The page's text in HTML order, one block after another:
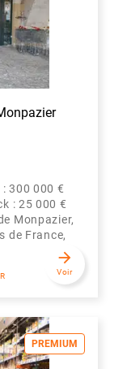
300 000 €
: 25 000 €
Monpazier,
de France,
arrow_forward
Voir
PREMIUM